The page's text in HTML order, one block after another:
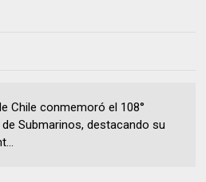
Chile conmemoró el 108°
Submarinos, destacando su